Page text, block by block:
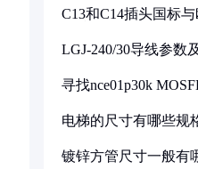
C13和C14插头国标
LGJ-240/30导线参数
寻找nce01p30k
电梯的尺寸有哪些规
镀锌方管尺寸一般有